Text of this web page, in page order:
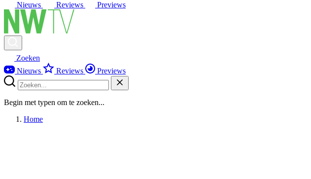
Nieuws Reviews Previews
Zoeken
Nieuws
Reviews Previews
Begin met typen om te zoeken...
Home